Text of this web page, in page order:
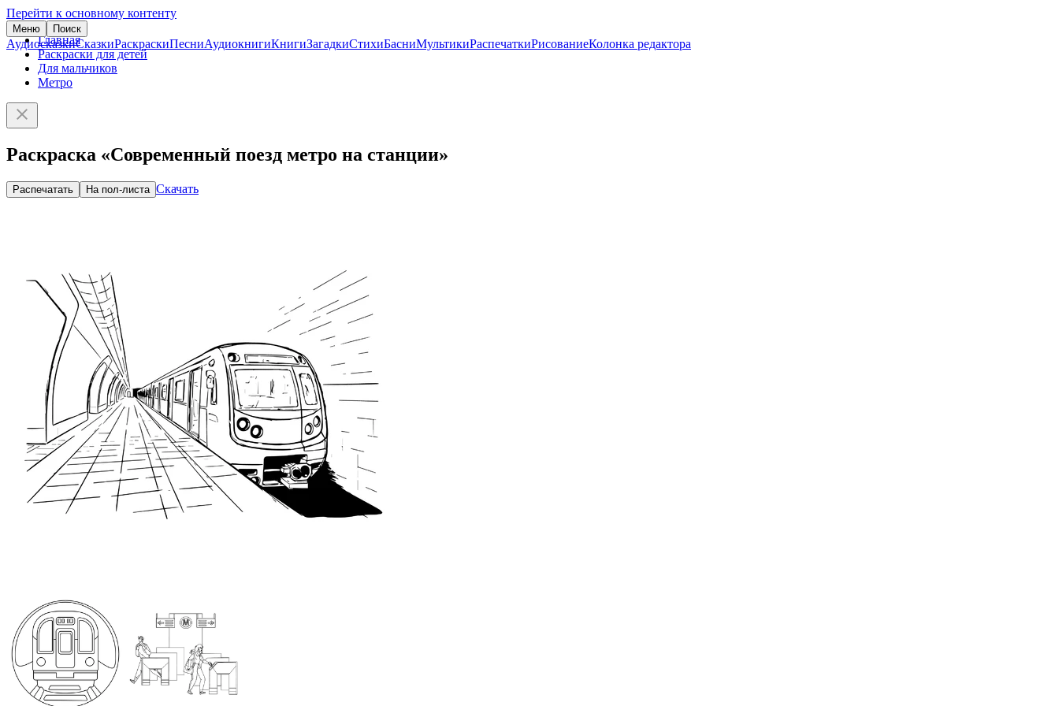
Перейти к основному контенту
Меню Поиск
АудиосказкиСказкиРаскраскиПесниАудиокнигиКнигиЗагадкиСтихиБасниМультикиРаспечаткиРисованиеКолонка редактора
Главная
Раскраски для детей
Для мальчиков
Метро
Раскраска «Современный поезд метро на станции»
Распечатать На пол-листа Скачать